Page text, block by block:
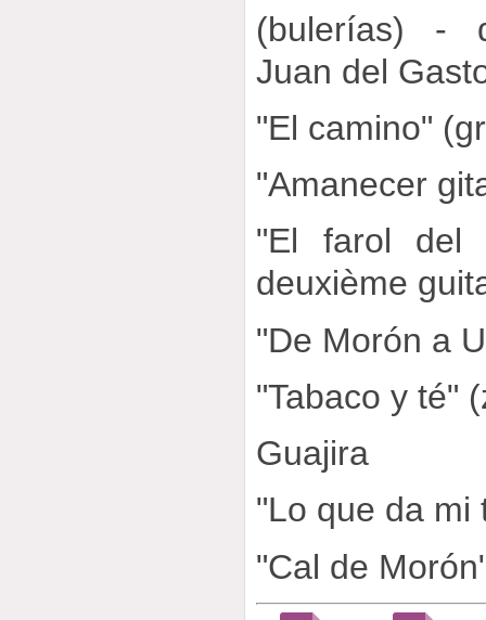
(bulerías) -
Juan del
"El camino"
"Amanecer
"El farol del
deuxième
"De Morón a
"Tabaco y té"
Guajira
"Lo que da mi
"Cal de